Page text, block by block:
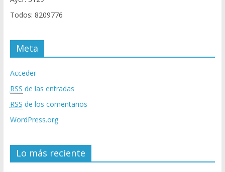
Todos: 8209776
Meta
Acceder
RSS de las entradas
RSS de los comentarios
WordPress.org
Lo más reciente